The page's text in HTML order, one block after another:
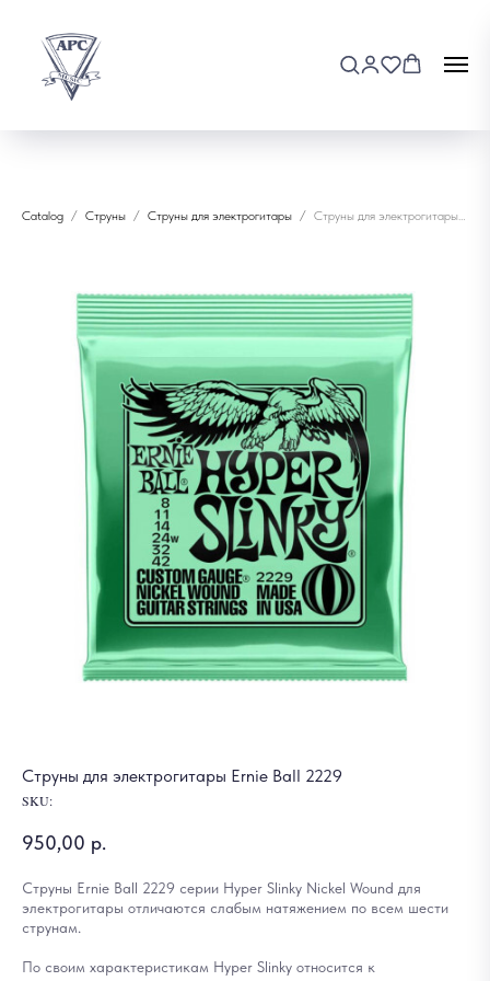
Catalog Струны Струны для электрогитары Струны для электрогитары Ernie Ball 2229
Струны для электрогитары Ernie Ball 2229
SKU:
950,00 р.
Струны Ernie Ball 2229 серии Hyper Slinky Nickel Wound для
электрогитары отличаются слабым натяжением по всем шести
струнам.
По своим характеристикам Hyper Slinky относится к